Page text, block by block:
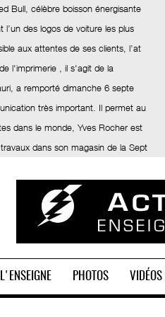
Bull, célèbre boisson énergisante
des logos de voiture les plus
aux attentes de ses clients, l’at
l'imprimerie , il s'agit de la
a remporté dimanche 6 septe
très important. Il permet au
dans le monde, Yves Rocher est
dans son magasin de la Sept
PHOTOS VIDÉOS